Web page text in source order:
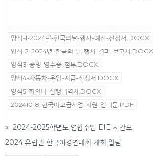
양식-1-2024년-한국의날-행사-예산-신청서.DOCX
양식-2-2024년-한국의-날-행사-결과-보고서.DOCX
양식3-증빙-영수증-첨부.DOCX
양식4-자동차-운임-지급-신청서.DOCX
양식5-회의비-집행내역서.DOCX
20241018-한국어보급사업-지원-안내문.PDF
« 2024-2025학년도 연합수업 EIE 시간표
2024 유럽권 한국어경연대회 개최 알림